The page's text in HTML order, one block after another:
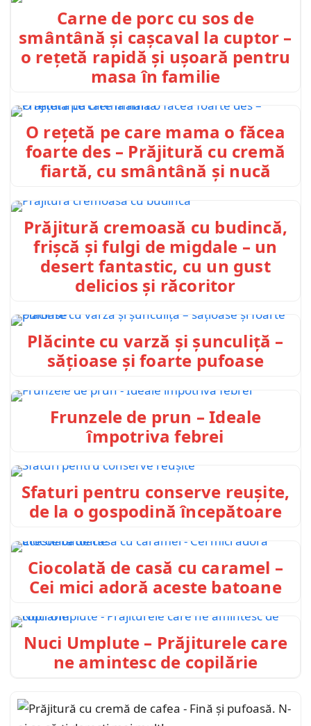
Carne de porc cu sos de
smântână și cașcaval la cuptor –
o rețetă rapidă și ușoară pentru
masa în familie
O rețetă pe care mama o făcea
foarte des – Prăjitură cu cremă
fiartă, cu smântână și nucă
Prăjitură cremoasă cu budincă,
frișcă și fulgi de migdale – un
desert fantastic, cu un gust
delicios și răcoritor
Plăcinte cu varză și șunculiță –
sățioase și foarte pufoase
Frunzele de prun – Ideale
împotriva febrei
Sfaturi pentru conserve reușite,
de la o gospodină începătoare
Ciocolată de casă cu caramel –
Cei mici adoră aceste batoane
Nuci Umplute – Prăjiturele care
ne amintesc de copilărie